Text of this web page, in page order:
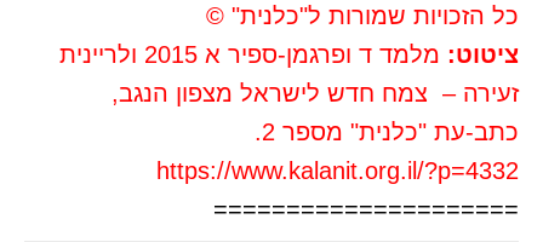
כל הזכויות שמורות ל"כלנית" ©
ציטוט:
מלמד ד ופרגמן-ספיר א 2015 ולריינית
זעירה – צמח חדש לישראל מצפון הנגב,
כתב-עת "כלנית" מספר 2.
https://www.kalanit.org.il/?p=4332
=====================